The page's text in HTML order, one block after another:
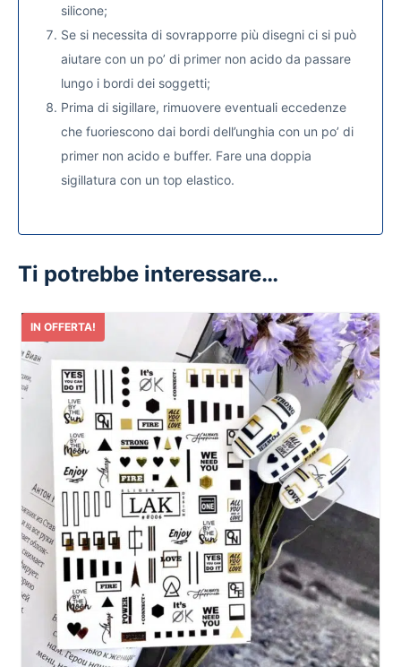
silicone;
Se si necessita di sovrapporre più disegni ci si può
aiutare con un po’ di primer non acido da passare
lungo i bordi dei soggetti;
Prima di sigillare, rimuovere eventuali eccedenze
che fuoriescono dai bordi dell’unghia con un po’ di
primer non acido e buffer. Fare una doppia
sigillatura con un top elastico.
Ti potrebbe interessare…
IN OFFERTA!